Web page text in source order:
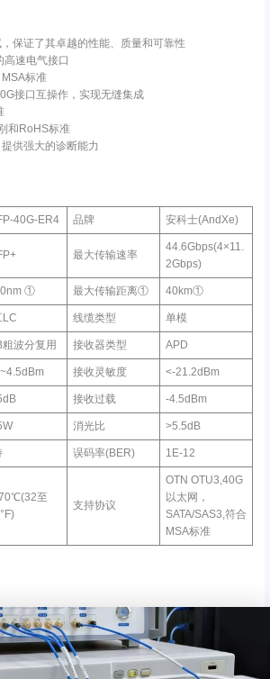
保证了其卓越的性能、质量和可靠性
速电气接口
标准
接口互操作，实现无缝集成
和RoHS标准
供强大的诊断能力
40G-ER4 品牌 安科士(AndXe)
最大传输速率
44.6Gbps(4×11.
2Gbps)
① 最大传输距离① 40km①
LC 线缆类型 单模
粗波分复用 接收器类型 APD
接收灵敏度 <-21.2dBm
接收过载 -4.5dBm
消光比 >5.5dB
误码率(BER) 1E-12
至
支持协议
OTN OTU3,40G
以太网，
SATA/SAS3,符合
MSA标准